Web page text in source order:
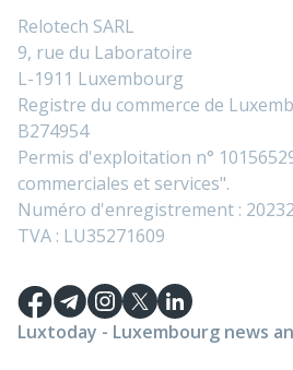
Relotech SARL
9, rue du Laboratoire
L-1911 Luxembourg
Registre du commerce de
B274954
Permis d'exploitation n°
commerciales et services".
Numéro d'enregistrement :
TVA : LU35271609
Luxtoday - Luxembourg news